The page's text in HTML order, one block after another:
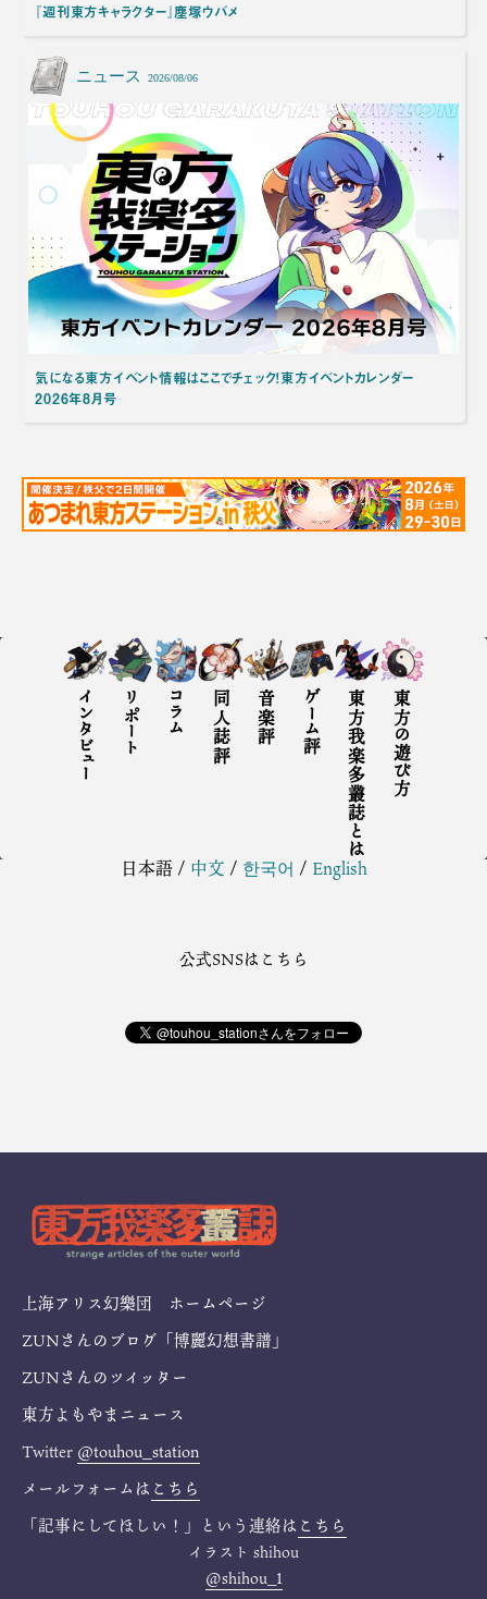
『週刊東方キャラクター』塵塚ウバメ
ニュース 2026/08/06
気になる東方イベント情報はここでチェック！東方イベントカレンダー
2026年8月号
インタビュー リポート コラム 同人誌評 音楽評 ゲーム評 東方我楽多叢誌とは 東方の遊び方
日本語/ 中文 / 한국어 / English
公式SNSはこちら
上海アリス幻樂団 ホームページ
ZUNさんのブログ「博麗幻想書譜」
ZUNさんのツイッター
東方よもやまニュース
Twitter @touhou_station
メールフォームは こちら
「記事にしてほしい！」という連絡は こちら
イラスト shihou
@shihou_1